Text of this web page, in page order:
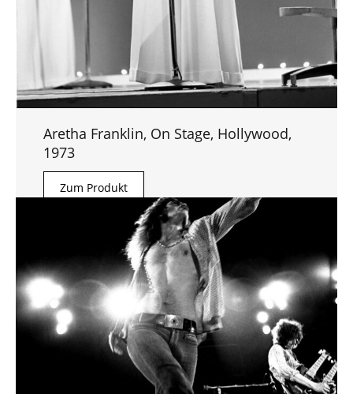
Aretha Franklin, On Stage, Hollywood,
1973
Zum Produkt